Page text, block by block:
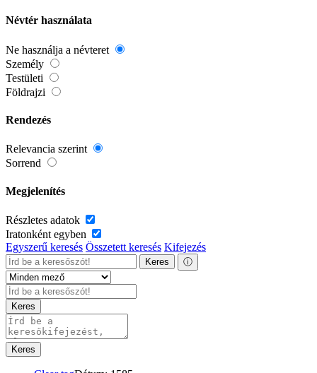
Névtér használata
Ne használja a névteret
Személy
Testületi
Földrajzi
Rendezés
Relevancia szerint
Sorrend
Megjelenítés
Részletes adatok
Iratonként egyben
Egyszerű keresés Összetett keresés Kifejezés
Keres ⓘ
Keres
Keres